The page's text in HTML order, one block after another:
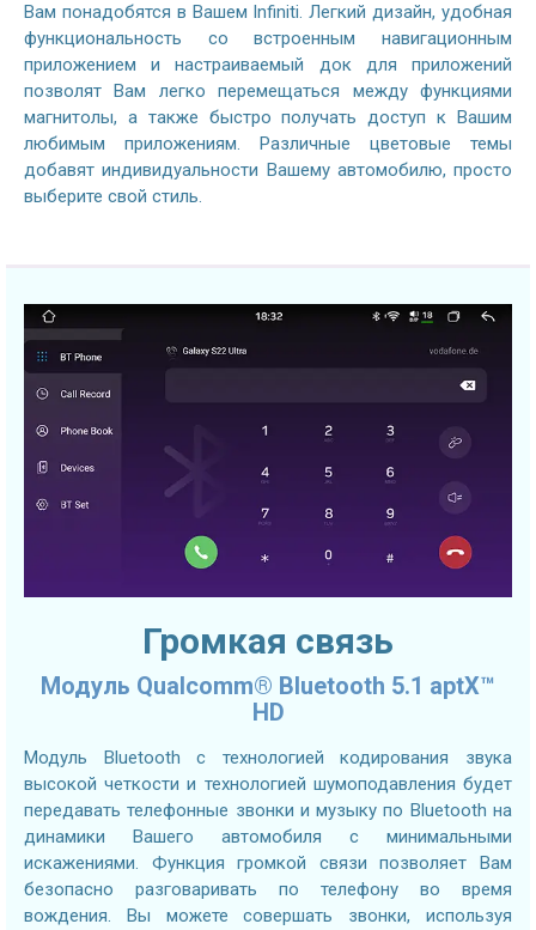
Вам понадобятся в Вашем Infiniti. Легкий дизайн, удобная
функциональность со встроенным навигационным
приложением и настраиваемый док для приложений
позволят Вам легко перемещаться между функциями
магнитолы, а также быстро получать доступ к Вашим
любимым приложениям. Различные цветовые темы
добавят индивидуальности Вашему автомобилю, просто
выберите свой стиль.
Громкая связь
Модуль Qualcomm® Bluetooth 5.1 aptX™
HD
Модуль Bluetooth с технологией кодирования звука
высокой четкости и технологией шумоподавления будет
передавать телефонные звонки и музыку по Bluetooth на
динамики Вашего автомобиля с минимальными
искажениями. Функция громкой связи позволяет Вам
безопасно разговаривать по телефону во время
вождения. Вы можете совершать звонки, используя